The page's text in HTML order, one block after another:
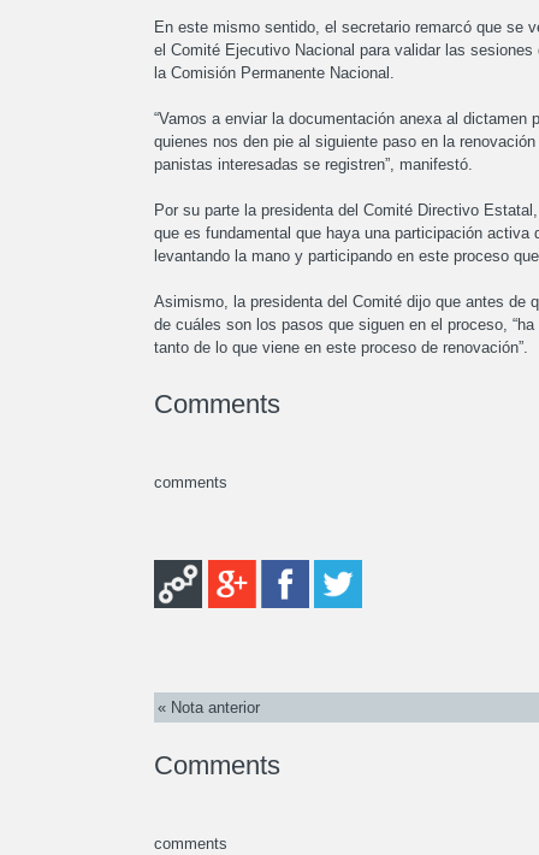
En este mismo sentido, el secretario remarcó que se
el Comité Ejecutivo Nacional para validar las
la Comisión Permanente Nacional.
“Vamos a enviar la documentación anexa al
quienes nos den pie al siguiente paso en la
panistas interesadas se registren”, manifestó.
Por su parte la presidenta del Comité Directivo
que es fundamental que haya una participación
levantando la mano y participando en este proceso
Asimismo, la presidenta del Comité dijo que antes de
de cuáles son los pasos que siguen en el proceso,
tanto de lo que viene en este proceso de renovación”.
Comments
comments
« Nota anterior
Comments
comments